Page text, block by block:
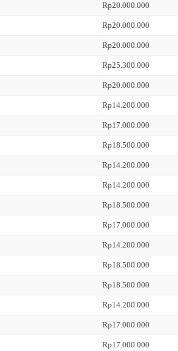
Rp20.000.000
Rp20.000.000
Rp20.000.000
Rp25.300.000
Rp20.000.000
Rp14.200.000
Rp17.000.000
Rp18.500.000
Rp14.200.000
Rp14.200.000
Rp18.500.000
Rp17.000.000
Rp14.200.000
Rp18.500.000
Rp18.500.000
Rp14.200.000
Rp17.000.000
Rp17.000.000